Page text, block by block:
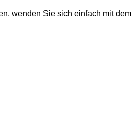
wenden Sie sich einfach mit